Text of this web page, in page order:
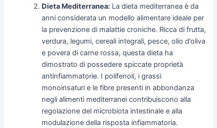
Dieta Mediterranea: La dieta mediterranea è da
anni considerata un modello alimentare ideale per
la prevenzione di malattie croniche. Ricca di frutta,
verdura, legumi, cereali integrali, pesce, olio d’oliva
e povera di carne rossa, questa dieta ha
dimostrato di possedere spiccate proprietà
antinfiammatorie. I polifenoli, i grassi
monoinsaturi e le fibre presenti in abbondanza
negli alimenti mediterranei contribuiscono alla
regolazione del microbiota intestinale e alla
modulazione della risposta infiammatoria.